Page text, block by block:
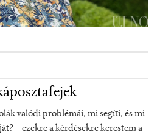
valódi problémái, mi segíti, és mi
– ezekre a kérdésekre kerestem a